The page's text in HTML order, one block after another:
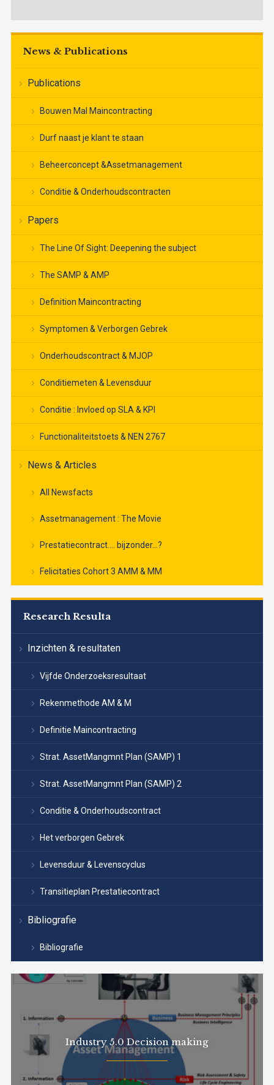
News & Publications
Publications
Bouwen Mal Maincontracting
Durf naast je klant te staan
Beheerconcept &Assetmanagement
Conditie & Onderhoudscontracten
Papers
The Line Of Sight: Deepening the subject
The SAMP & AMP
Definition Maincontracting
Symptomen & Verborgen Gebrek
Onderhoudscontract & MJOP
Conditiemeten & Levensduur
Conditie : Invloed op SLA & KPI
Functionaliteitstoets & NEN 2767
News & Articles
All Newsfacts
Assetmanagement : The Movie
Prestatiecontract…. bijzonder…?
Felicitaties Cohort 3 AMM & MM
Research Resulta
Inzichten & resultaten
Vijfde Onderzoeksresultaat
Rekenmethode AM & M
Definitie Maincontracting
Strat. AssetMangmnt Plan (SAMP) 1
Strat. AssetMangmnt Plan (SAMP) 2
Conditie & Onderhoudscontract
Het verborgen Gebrek
Levensduur & Levenscyclus
Transitieplan Prestatiecontract
Bibliografie
Bibliografie
Industry 5.0 Decision making